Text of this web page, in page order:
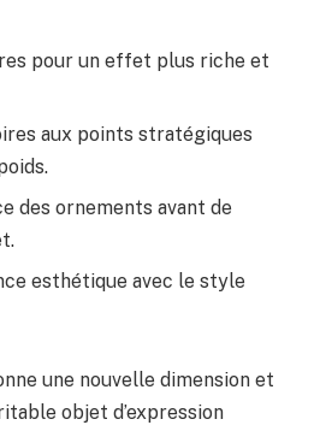
pour un effet plus riche et
aux points stratégiques
des ornements avant de
esthétique avec le style
une nouvelle dimension et
objet d’expression